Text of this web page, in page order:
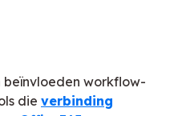
workflow-
die verbinding